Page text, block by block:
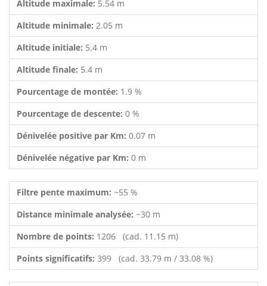
Altitude maximale: 5.54 m
Altitude minimale: 2.05 m
Altitude initiale: 5.4 m
Altitude finale: 5.4 m
Pourcentage de montée: 1.9 %
Pourcentage de descente: 0 %
Dénivelée positive par Km: 0.07 m
Dénivelée négative par Km: 0 m
Filtre pente maximum: ~55 %
Distance minimale analysée: ~30 m
Nombre de points: 1206 (cad. 11.15 m)
Points significatifs: 399 (cad. 33.79 m / 33.08 %)